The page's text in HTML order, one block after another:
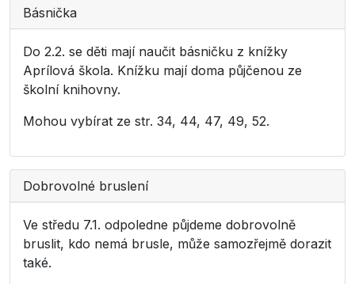
Básnička
Do 2.2. se děti mají naučit básničku z knížky
Aprílová škola. Knížku mají doma půjčenou ze
školní knihovny.
Mohou vybírat ze str. 34, 44, 47, 49, 52.
Dobrovolné bruslení
Ve středu 7.1. odpoledne půjdeme dobrovolně
bruslit, kdo nemá brusle, může samozřejmě dorazit
také.